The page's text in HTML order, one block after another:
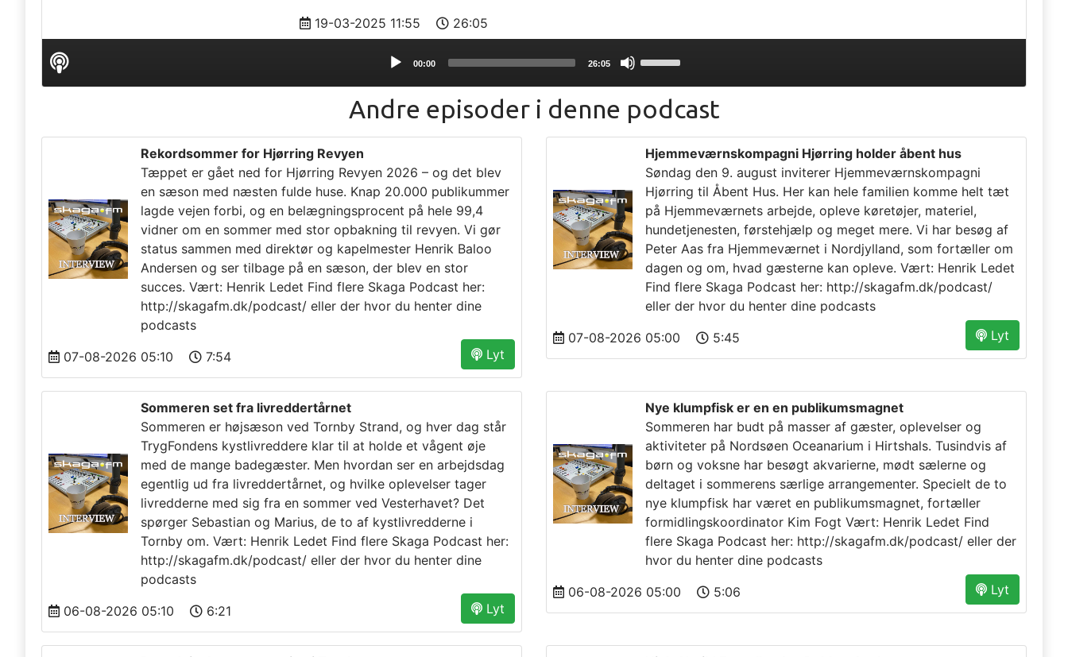
19-03-2025 11:55 26:05
Audio
00:00 26:05
keys
increase
or
decrease
volume.
Andre episoder i denne podcast
Rekordsommer for Hjørring Revyen
Tæppet er gået ned for Hjørring Revyen 2026 – og det blev
en sæson med næsten fulde huse. Knap 20.000 publikummer
lagde vejen forbi, og en belægningsprocent på hele 99,4
vidner om en sommer med stor opbakning til revyen. Vi gør
status sammen med direktør og kapelmester Henrik Baloo
Andersen og ser tilbage på en sæson, der blev en stor
succes. Vært: Henrik Ledet Find flere Skaga Podcast her:
http://skagafm.dk/podcast/ eller der hvor du henter dine
podcasts
Lyt
07-08-2026 05:10 7:54
Hjemmeværnskompagni Hjørring holder åbent hus
Søndag den 9. august inviterer Hjemmeværnskompagni
Hjørring til Åbent Hus. Her kan hele familien komme helt tæt
på Hjemmeværnets arbejde, opleve køretøjer, materiel,
hundetjenesten, førstehjælp og meget mere. Vi har besøg af
Peter Aas fra Hjemmeværnet i Nordjylland, som fortæller om
dagen og om, hvad gæsterne kan opleve. Vært: Henrik Ledet
Find flere Skaga Podcast her: http://skagafm.dk/podcast/
eller der hvor du henter dine podcasts
Lyt
07-08-2026 05:00 5:45
Sommeren set fra livreddertårnet
Sommeren er højsæson ved Tornby Strand, og hver dag står
TrygFondens kystlivreddere klar til at holde et vågent øje
med de mange badegæster. Men hvordan ser en arbejdsdag
egentlig ud fra livreddertårnet, og hvilke oplevelser tager
livredderne med sig fra en sommer ved Vesterhavet? Det
spørger Sebastian og Marius, de to af kystlivredderne i
Tornby om. Vært: Henrik Ledet Find flere Skaga Podcast her:
http://skagafm.dk/podcast/ eller der hvor du henter dine
podcasts
Lyt
06-08-2026 05:10 6:21
Nye klumpfisk er en en publikumsmagnet
Sommeren har budt på masser af gæster, oplevelser og
aktiviteter på Nordsøen Oceanarium i Hirtshals. Tusindvis af
børn og voksne har besøgt akvarierne, mødt sælerne og
deltaget i sommerens særlige arrangementer. Specielt de to
nye klumpfisk har været en publikumsmagnet, fortæller
formidlingskoordinator Kim Fogt Vært: Henrik Ledet Find
flere Skaga Podcast her: http://skagafm.dk/podcast/ eller der
hvor du henter dine podcasts
Lyt
06-08-2026 05:00 5:06